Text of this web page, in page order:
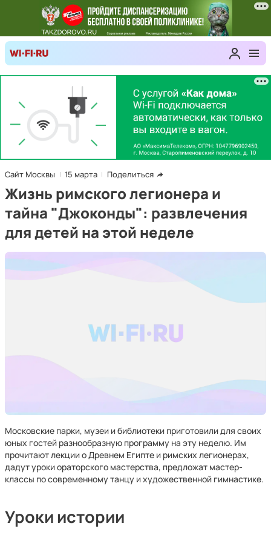
Сайт Москвы 15 марта Поделиться
Жизнь римского легионера и
тайна "Джоконды": развлечения
для детей на этой неделе
Московские парки, музеи и библиотеки приготовили для своих
юных гостей разнообразную программу на эту неделю. Им
прочитают лекции о Древнем Египте и римских легионерах,
дадут уроки ораторского мастерства, предложат мастер-
классы по современному танцу и художественной гимнастике.
Уроки истории